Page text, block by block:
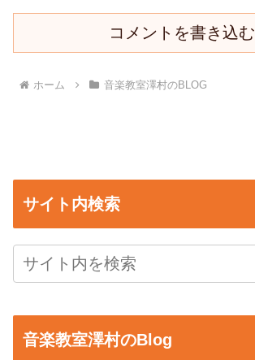
コメントを書き込む
ホーム 音楽教室澤村のBLOG
サイト内検索
音楽教室澤村のBlog